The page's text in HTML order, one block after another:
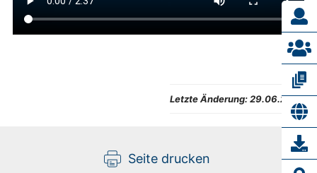
Letzte Änderung:29.06.2024
Seite drucken